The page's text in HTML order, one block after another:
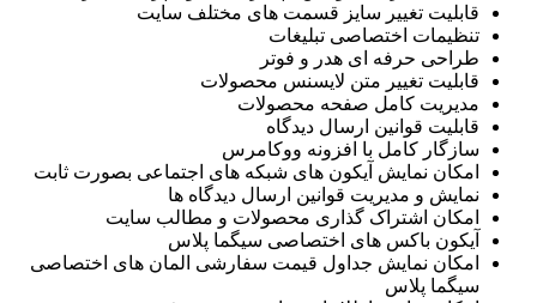
قابلیت تغییر سایز قسمت های مختلف سایت
تنظیمات اختصاصی تبلیغات
طراحی حرفه ای هدر و فوتر
قابلیت تغییر متن لایسنس محصولات
مدیریت کامل صفحه محصولات
قابلیت قوانین ارسال دیدگاه
سازگار کامل با افزونه ووکامرس
امکان نمایش آیکون های شبکه های اجتماعی بصورت ثابت
نمایش و مدیریت قوانین ارسال دیدگاه ها
امکان اشتراک گذاری محصولات و مطالب سایت
آیکون باکس های اختصاصی سیگما پلاس
امکان نمایش جداول قیمت سفارشی المان های اختصاصی
سیگما پلاس